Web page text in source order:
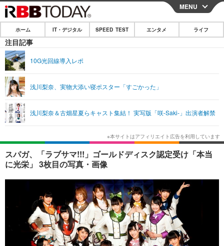
CLOSE
ホーム
IT・デジタル
ショッピング その他
SPEED TEST
エンタメ
エンタメTOP 映画・ドラマ
韓国・芸能
音楽 スポーツ
ショッピング その他
ライフ
ライフTOP グルメ
ペット ショッピング
その他
リリース一覧
プッシュ通知の停止方法
MENU
ホーム IT・デジタル SPEED TEST エンタメ ライフ
注目記事
10G光回線導入レポ
浅川梨奈、実物大添い寝ポスター「すごかった」
浅川梨奈＆古畑星夏らキャスト集結！ 実写版「咲-Saki-」出演者解禁
スパガ、「ラブサマ!!!」ゴールドディスク認定受け「本当
に光栄」 3枚目の写真・画像